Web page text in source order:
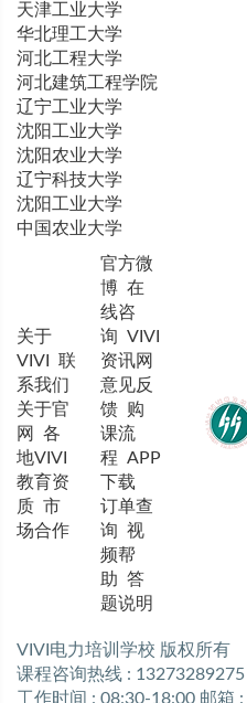
天津工业大学
华北理工大学
河北工程大学
河北建筑工程学院
辽宁工业大学
沈阳工业大学
沈阳农业大学
辽宁科技大学
沈阳工业大学
中国农业大学
关于
VIVI
联
系我们
关于官
网
各
地VIVI
教育资
质 市
场合作
官方微
博 在
线咨
询 VIVI
资讯网
意见反
馈 购
课流
程 APP
下载
订单查
询 视
频帮
助 答
题说明
VIVI电力培训学校 版权所有
课程咨询热线 : 13273289275
工作时间 : 08:30-18:00 邮箱 :